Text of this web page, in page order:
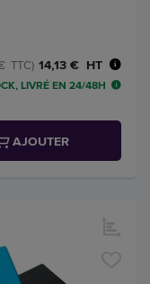
14,13 € HT
TTC)
LIVRÉ EN 24/48H
AJOUTER